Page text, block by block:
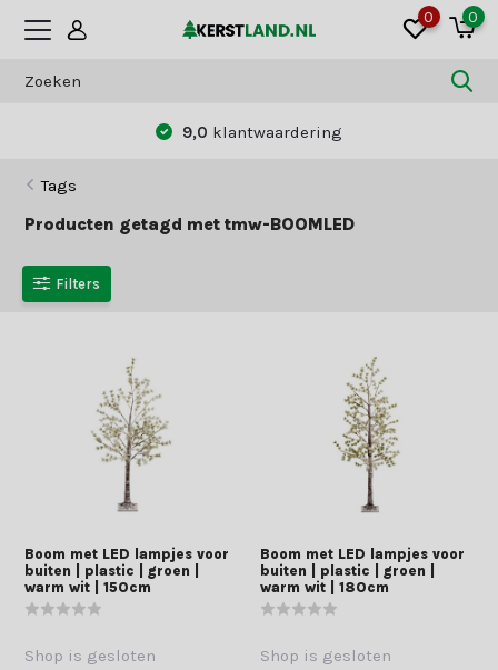
0 0
9,0 klantwaardering
Tags
Producten getagd met tmw-BOOMLED
Filters
Boom met LED lampjes voor
buiten | plastic | groen |
warm wit | 150cm
Shop is gesloten
Boom met LED lampjes voor
buiten | plastic | groen |
warm wit | 180cm
Shop is gesloten